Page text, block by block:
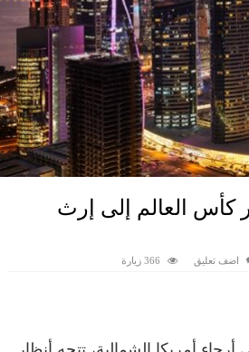
كأس العالم إلى إرث
اضف تعليق 366 زيارة